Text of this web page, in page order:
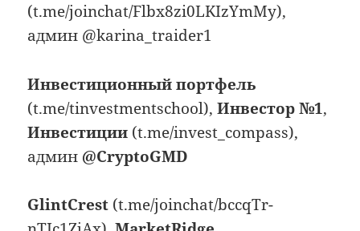
(t.me/joinchat/Flbx8zi0LKIzYmMy),
админ @karina_traider1
Инвестиционный портфель
(t.me/tinvestmentschool),Инвестор №1,
Инвестиции (t.me/invest_compass),
админ @CryptoGMD
GlintCrest (t.me/joinchat/bccqTr-